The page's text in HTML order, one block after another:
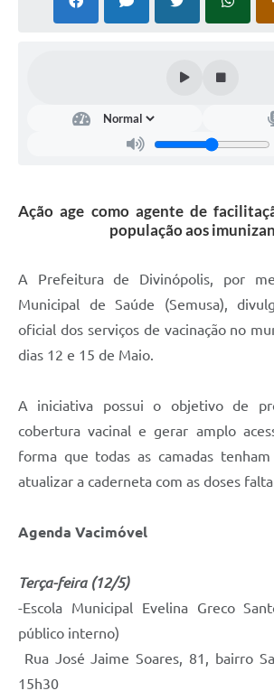
Ação age como agente de
população aos
A Prefeitura de Divinópolis, por
Municipal de Saúde (Semusa),
oficial dos serviços de vacinação no
dias 12 e 15 de Maio.
A iniciativa possui o objetivo de
cobertura vacinal e gerar amplo
forma que todas as camadas
atualizar a caderneta com as doses
Agenda Vacimóvel
Terça-feira (12/5)
-Escola Municipal Evelina Greco
público interno)
Rua José Jaime Soares, 81, bairro
15h30